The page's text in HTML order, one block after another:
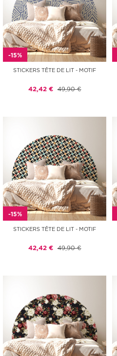
-15%
STICKERS TÊTE DE LIT - MOTIF
42,42 € 49,90 €
-15%
STICKERS TÊTE DE LIT - MOTIF
42,42 € 49,90 €